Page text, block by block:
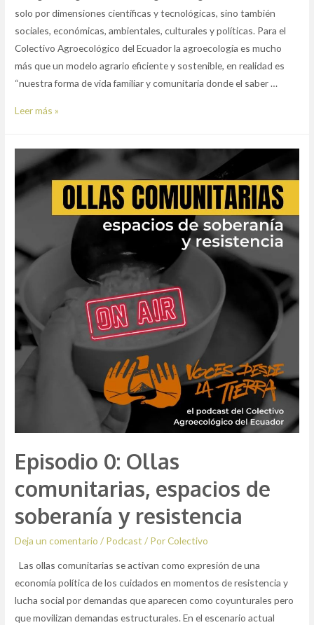
solo por dimensiones científicas y tecnológicas, sino también
sociales, económicas, ambientales, culturales y políticas. Para el
Colectivo Agroecológico del Ecuador la agroecología es mucho
más que un modelo agrario eficiente y sostenible, en realidad es
“nuestra forma de vida familiar y comunitaria donde el saber …
Episodio
vivimos
la
agroecología?
Leer más »
Episodio 0: Ollas
comunitarias, espacios de
soberanía y resistencia
Deja un comentario / Podcast / PorColectivo
Las ollas comunitarias se activan como expresión de una
economía política de los cuidados en momentos de resistencia y
lucha social por demandas que aparecen como coyunturales pero
que movilizan demandas estructurales. En el escenario actual